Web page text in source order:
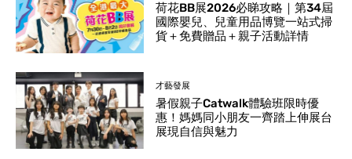
荷花BB展2026必睇攻略｜第34屆
國際嬰兒、兒童用品博覽一站式掃
貨＋免費贈品＋親子活動詳情
才藝發展
暑假親子Catwalk體驗班限時優
惠！媽媽同小朋友一齊踏上伸展台
展現自信與魅力